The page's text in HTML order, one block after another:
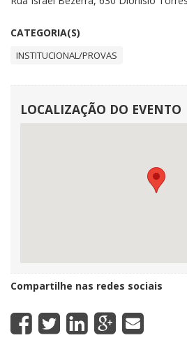
CATEGORIA(S)
INSTITUCIONAL/PROVAS
LOCALIZAÇÃO DO EVENTO
Compartilhe nas redes sociais